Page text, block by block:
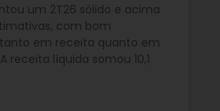
um 2T26 sólido e acima
com bom
em receita quanto em
receita líquida somou 10,1